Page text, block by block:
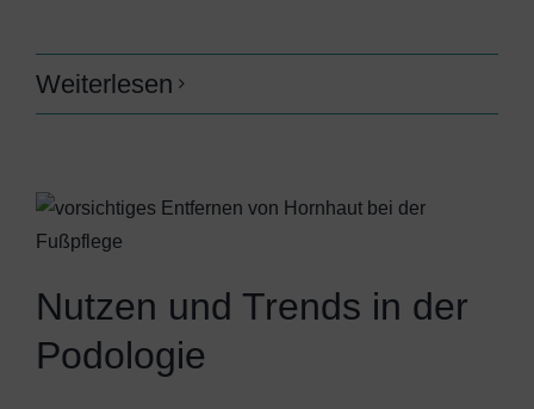
Weiterlesen
Nutzen und Trends in der
Podologie